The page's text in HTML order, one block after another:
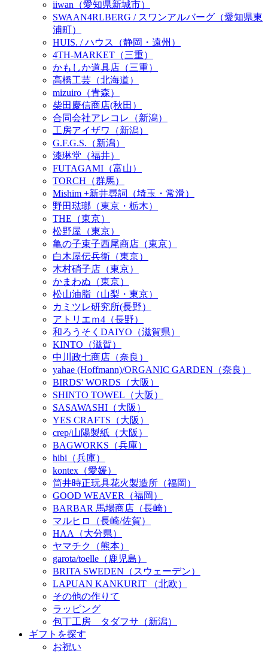
iiwan（愛知県新城市）
SWAAN4RLBERG / スワンアルバーグ（愛知県東
浦町）
HUIS. / ハウス（静岡・遠州）
4TH-MARKET（三重）
かもしか道具店（三重）
高橋工芸（北海道）
mizuiro（青森）
柴田慶信商店(秋田）
合同会社アレコレ（新潟）
工房アイザワ（新潟）
G.F.G.S.（新潟）
漆琳堂（福井）
FUTAGAMI（富山）
TORCH（群馬）
Mishim +新井尋詞（埼玉・常滑）
野田琺瑯（東京・栃木）
THE（東京）
松野屋（東京）
亀の子束子西尾商店（東京）
白木屋伝兵衛（東京）
木村硝子店（東京）
かまわぬ（東京）
松山油脂（山梨・東京）
カミツレ研究所(長野）
アトリエｍ4（長野）
和ろうそくDAIYO（滋賀県）
KINTO（滋賀）
中川政七商店（奈良）
yahae (Hoffmann)/ORGANIC GARDEN（奈良）
BIRDS' WORDS（大阪）
SHINTO TOWEL（大阪）
SASAWASHI（大阪）
YES CRAFTS（大阪）
crep/山陽製紙（大阪）
BAGWORKS（兵庫）
hibi（兵庫）
kontex（愛媛）
筒井時正玩具花火製造所（福岡）
GOOD WEAVER（福岡）
BARBAR 馬場商店（長崎）
マルヒロ（長崎/佐賀）
HAA（大分県）
ヤマチク（熊本）
garota/toelle（鹿児島）
BRITA SWEDEN（スウェーデン）
LAPUAN KANKURIT （北欧）
その他の作りて
ラッピング
包丁工房 タダフサ（新潟）
ギフトを探す
お祝い